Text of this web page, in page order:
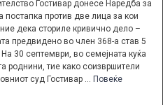
Гостивар донесе Наредба за
против две лица за кои
дека сториле кривично дело –
предвидено во член 368-а став 5
30 септември, во семејната куќа
роднини, тие како соизвршители
суд Гостивар … Повеќе